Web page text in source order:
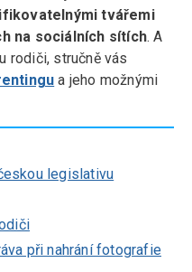
tvářemi
na sociálních sítích. A
rodiči, stručně vás
a jeho možnými
legislativu
při nahrání fotografie